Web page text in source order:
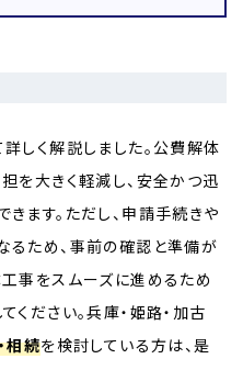
しく解説しました。公費解体
を大きく軽減し、安全かつ迅
ます。ただし、申請手続きや
るため、事前の確認と準備が
事をスムーズに進めるため
ください。兵庫・姫路・加古
相続を検討している方は、是